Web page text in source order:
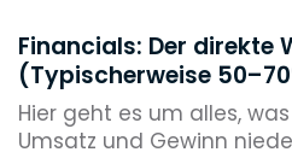
Financials: Der direkte
(Typischerweise
Hier geht es um alles,
Umsatz und Gewinn